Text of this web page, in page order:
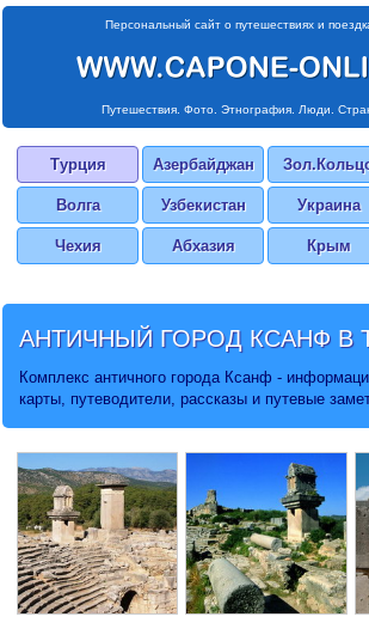
Персональный сайт о путешествиях и
Путешествия. Фото. Этнография. Люди.
Турция Азербайджан
Волга Узбекистан Украина
Чехия Абхазия Крым
АНТИЧНЫЙ ГОРОД КСАНФВ
Комплекс античного города Ксанф -
карты, путеводители, рассказы и путевые